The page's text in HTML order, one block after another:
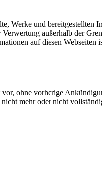
Werke und bereitgestellten
außerhalb der
auf diesen Webseiten
vor, ohne vorherige
nicht mehr oder nicht